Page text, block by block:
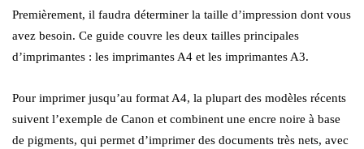
Premièrement, il faudra déterminer la taille d’impression dont vous
avez besoin. Ce guide couvre les deux tailles principales
d’imprimantes : les imprimantes A4 et les imprimantes A3.
Pour imprimer jusqu’au format A4, la plupart des modèles récents
suivent l’exemple de Canon et combinent une encre noire à base
de pigments, qui permet d’imprimer des documents très nets, avec